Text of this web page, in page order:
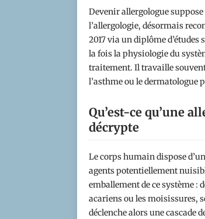
Devenir allergologue
l’allergologie, désormais
2017 via un diplôme
la fois la physiologie du
traitement. Il travaille
l’asthme ou le dermatologue
Qu’est-ce qu’une
décrypte
Le corps humain dispose
agents potentiellement
emballement de ce système :
acariens ou les moisissures,
déclenche alors une